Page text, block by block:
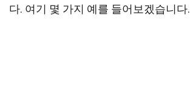
다. 여기 몇 가지 예를 들어보겠습니다.